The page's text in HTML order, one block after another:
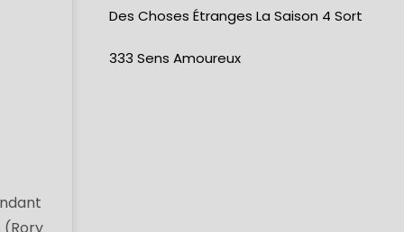
(Rory
Des Choses Étranges La Saison 4 Sort
333 Sens Amoureux